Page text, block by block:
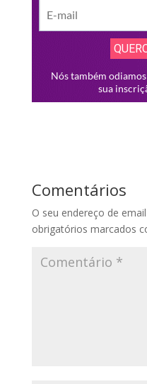
Comentários
O seu endereço de
obrigatórios marcados